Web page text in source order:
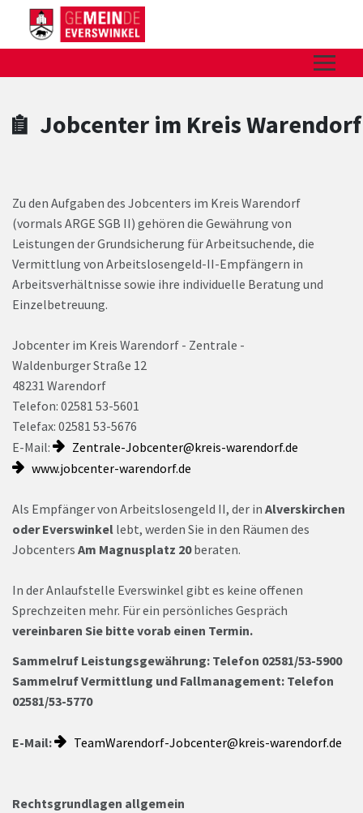
Zum Header
Zum Hauptinhalt
Zum Footer
Zum Hauptinhalt springen
Jobcenter im Kreis Warendorf
Zu den Aufgaben des Jobcenters im Kreis Warendorf
(vormals ARGE SGB II) gehören die Gewährung von
Leistungen der Grundsicherung für Arbeitsuchende, die
Vermittlung von Arbeitslosengeld-II-Empfängern in
Arbeitsverhältnisse sowie ihre individuelle Beratung und
Einzelbetreuung.
Jobcenter im Kreis Warendorf - Zentrale -
Waldenburger Straße 12
48231 Warendorf
Telefon: 02581 53-5601
Telefax: 02581 53-5676
E-Mail:
Zentrale-Jobcenter@kreis-warendorf.de
www.jobcenter-warendorf.de
Als Empfänger von Arbeitslosengeld II, der in Alverskirchen
oder Everswinkel lebt, werden Sie in den Räumen des
Jobcenters Am Magnusplatz 20beraten.
In der Anlaufstelle Everswinkel gibt es keine offenen
Sprechzeiten mehr. Für ein persönliches Gespräch
vereinbaren Sie bitte vorab einen Termin.
Sammelruf Leistungsgewährung: Telefon 02581/53-5900
Sammelruf Vermittlung und Fallmanagement: Telefon
02581/53-5770
E-Mail: TeamWarendorf-Jobcenter@kreis-warendorf.de
Rechtsgrundlagen allgemein